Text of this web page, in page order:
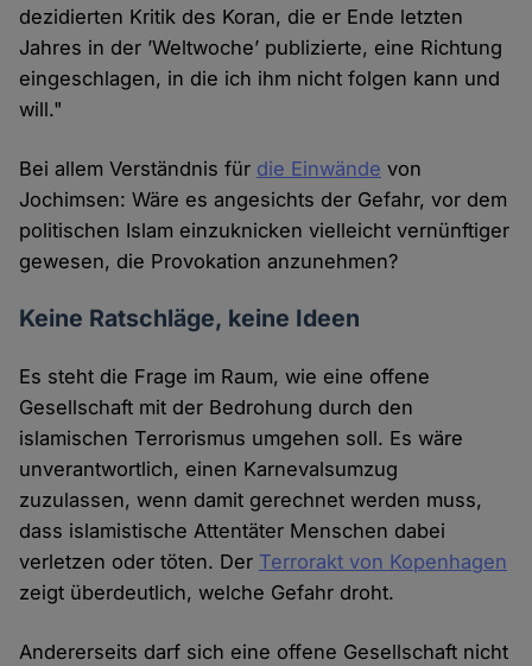
dezidierten Kritik des Koran, die er Ende letzten
Jahres in der ’Weltwoche’ publizierte, eine Richtung
eingeschlagen, in die ich ihm nicht folgen kann und
will."
Bei allem Verständnis für die Einwände von
Jochimsen: Wäre es angesichts der Gefahr, vor dem
politischen Islam einzuknicken vielleicht vernünftiger
gewesen, die Provokation anzunehmen?
Keine Ratschläge, keine Ideen
Es steht die Frage im Raum, wie eine offene
Gesellschaft mit der Bedrohung durch den
islamischen Terrorismus umgehen soll. Es wäre
unverantwortlich, einen Karnevalsumzug
zuzulassen, wenn damit gerechnet werden muss,
dass islamistische Attentäter Menschen dabei
verletzen oder töten. Der Terrorakt von Kopenhagen
zeigt überdeutlich, welche Gefahr droht.
Andererseits darf sich eine offene Gesellschaft nicht